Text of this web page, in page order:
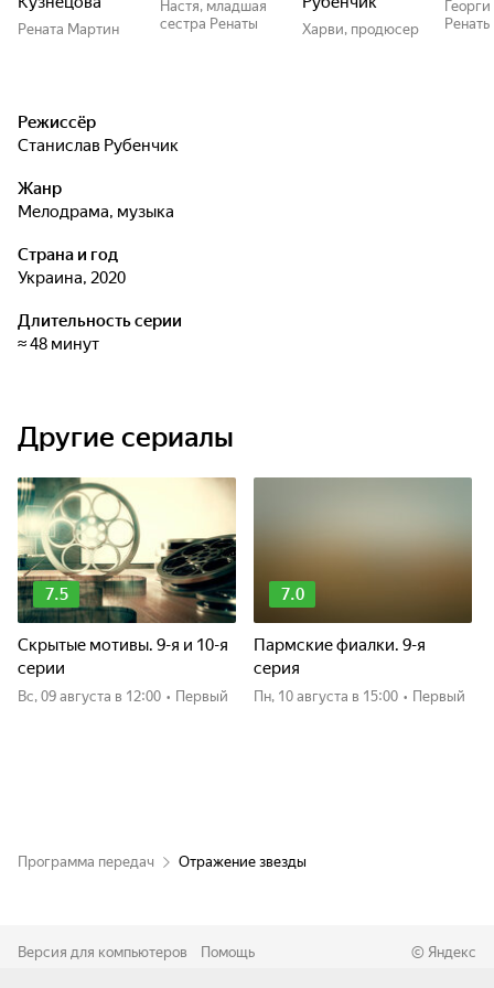
Рената Мартин
Настя, младшая
сестра Ренаты
Харви, продюсер
Ренаты
Режиссёр
Станислав Рубенчик
Жанр
мелодрама, музыка
Страна и год
Украина, 2020
Длительность серии
≈ 48 минут
Другие сериалы
7.5
Скрытые мотивы. 9-я и 10-я
серии
вс, 09 августа в 12:00 • Первый
7.0
Пармские фиалки. 9-я
серия
пн, 10 августа в 15:00 • Первый
Программа передач Отражение звезды
Версия для компьютеров Помощь © Яндекс